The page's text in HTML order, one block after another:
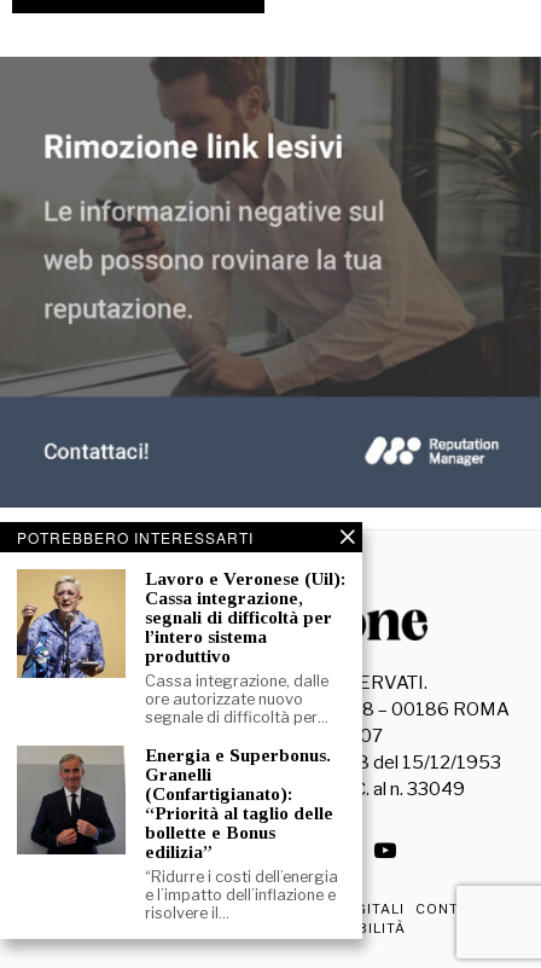
© 2026- TUTTI I DIRITTI RISERVATI.
La Discussione S.r.l. – Piazza Capranica, 78 – 00186 ROMA
C.F. e P. IVA 15045971007
Registrazione Tribunale di Roma n. 3628 del 15/12/1953
La società editrice è iscritta al R.O.C. al n. 33049
PRIVACY & COOKIE POLICY EDIZIONI DIGITALI
CONTATTI
DICHIARAZIONE DI ACCESSIBILITÀ
POTREBBERO INTERESSARTI
Lavoro e Veronese (Uil):
Cassa integrazione,
segnali di difficoltà per
l’intero sistema
produttivo
Cassa integrazione, dalle
ore autorizzate nuovo
segnale di difficoltà per…
Energia e Superbonus.
Granelli
(Confartigianato):
“Priorità al taglio delle
bollette e Bonus
edilizia”
“Ridurre i costi dell’energia
e l’impatto dell’inflazione e
risolvere il…